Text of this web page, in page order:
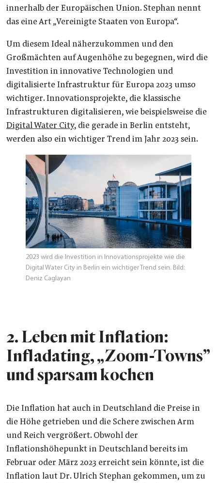
innerhalb der Europäischen Union. Stephan nennt
das eine Art „Vereinigte Staaten von Europa“.
Um diesem Ideal näherzukommen und den
Großmächten auf Augenhöhe zu begegnen, wird die
Investition in innovative Technologien und
digitalisierte Infrastruktur für Europa 2023 umso
wichtiger. Innovationsprojekte, die klassische
Infrastrukturen digitalisieren, wie beispielsweise die
Digital Water City, die gerade in Berlin entsteht,
werden also ein wichtiger Trend im Jahr 2023 sein.
2023 wird die Investition in Innovationsprojekte wie die
Digital Water City in Berlin ein wichtiger Trend sein. Bild:
Deniz Caglayan
2. Leben mit Inflation:
Infladating, „Zoom-Towns”
und sparsam kochen
Die Inflation hat auch in Deutschland die Preise in
die Höhe getrieben und die Schere zwischen Arm
und Reich vergrößert. Obwohl der
Inflationshöhepunkt in Deutschland bereits im
Februar oder März 2023 erreicht sein könnte, ist die
Inflation laut Dr. Ulrich Stephan gekommen, um zu